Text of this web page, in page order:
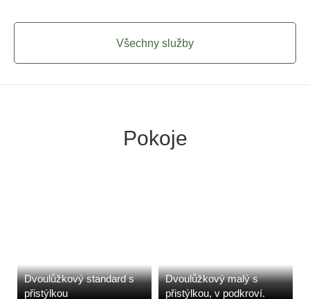
Všechny služby
Pokoje
Dvoulůžkový standard s
přistýlkou
Dvoulůžkový malý s
přistýlkou, v podkroví.